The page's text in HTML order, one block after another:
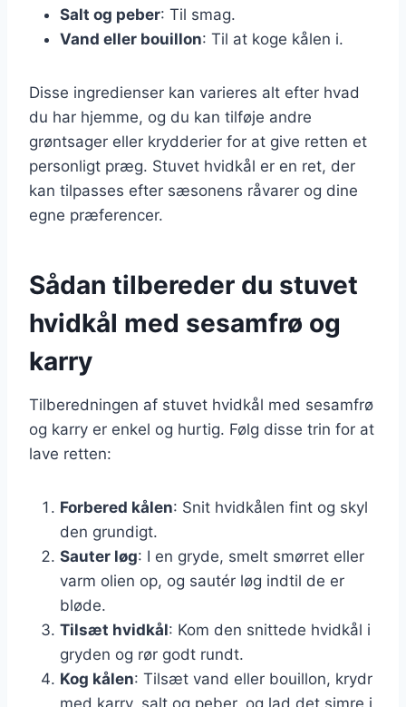
Salt og peber: Til smag.
Vand eller bouillon: Til at koge kålen i.
Disse ingredienser kan varieres alt efter hvad
du har hjemme, og du kan tilføje andre
grøntsager eller krydderier for at give retten et
personligt præg. Stuvet hvidkål er en ret, der
kan tilpasses efter sæsonens råvarer og dine
egne præferencer.
Sådan tilbereder du stuvet
hvidkål med sesamfrø og
karry
Tilberedningen af stuvet hvidkål med sesamfrø
og karry er enkel og hurtig. Følg disse trin for at
lave retten:
Forbered kålen: Snit hvidkålen fint og skyl
den grundigt.
Sauter løg: I en gryde, smelt smørret eller
varm olien op, og sautér løg indtil de er
bløde.
Tilsæt hvidkål: Kom den snittede hvidkål i
gryden og rør godt rundt.
Kog kålen: Tilsæt vand eller bouillon, krydr
med karry, salt og peber, og lad det simre i